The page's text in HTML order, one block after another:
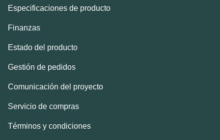
Especificaciones de producto
Finanzas
Estado del producto
Gestión de pedidos
Comunicación del proyecto
Servicio de compras
Términos y condiciones